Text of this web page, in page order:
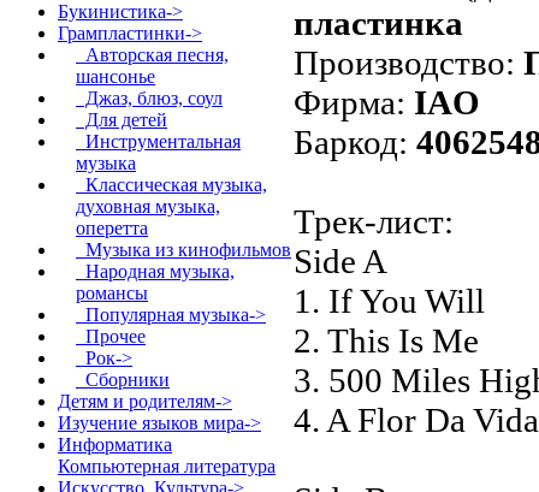
Букинистика->
Грампластинки->
Авторская песня,
шансонье
Джаз, блюз, соул
Для детей
Инструментальная
музыка
Классическая музыка,
духовная музыка,
оперетта
Музыка из кинофильмов
Народная музыка,
романсы
Популярная музыка->
Прочее
Рок->
Сборники
Детям и родителям->
Изучение языков мира->
Информатика
Компьютерная литература
Искусство. Культура->
пластинка
Производство:
Фирма: IAO
Баркод:
Трек-лист:
Side A
1. If You Will
2. This Is Me
3. 500 Miles
4. A Flor Da Vida